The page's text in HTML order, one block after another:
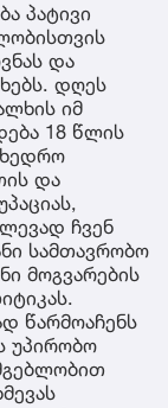
პატივი
და
დღეს
იმ
18 წლის
და
ჩვენ
სამთავრობო
მოგვარების
წარმოაჩენს
უპირობო